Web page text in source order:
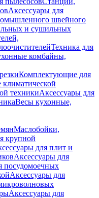
Аксессуары для
швейного
и сушильных
Техника для
комбайны,
Комплектующие для
техникиАксессуары для
Весы кухонные,
Маслобойки,
крупной
для плит и
Аксессуары для
посудомоечных
Аксессуары для
Аксессуары для